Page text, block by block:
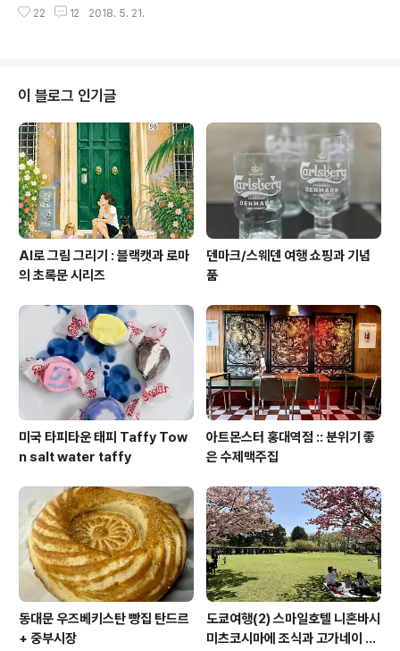
과 커피를 절대적으로 선호해서, 하얀풍차게스트하우스의
아니였다... 미세먼지 수치 안좋은 게 하루이틀은 아니지만,
도에 간 것 자체가 처음!!!!목포가 광주보다 더 아래에 있다
는 것도 처음 알았다. 이 얘기를 하니까 주변 사람들의 반응
은 딱 반반이었다. "아니 이런 무식..."과 "어머 나도 몰랐
어!!!"블로그에 이걸 쓰면 무식하다고 정말 욕먹을 것 같지
만 그래도 굳이 쓰는 이유는 스스로의 무지함을 반성하기
위..
22 12 2018. 5. 21.
이 블로그 인기글
AI로 그림 그리기 : 블랙캣과 로마
의 초록문 시리즈
덴마크/스웨덴 여행 쇼핑과 기념
품
미국 타피타운 태피 Taffy Tow
n salt water taffy
아트몬스터 홍대역점 :: 분위기 좋
은 수제맥주집
동대문 우즈베키스탄 빵집 탄드르
+ 중부시장
도쿄여행(2) 스마일호텔 니혼바시
미츠코시마에 조식과 고가네이 공